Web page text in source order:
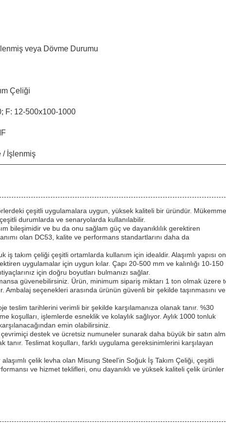
veya Dövme Durumu
Çeliği
F: 12-500x100-1000
/ İşlenmiş
çeşitli uygulamalara uygun, yüksek kaliteli bir üründür.
durumlarda ve senaryolarda kullanılabilir.
bileşimidir ve bu da onu sağlam güç ve dayanıklılık gerektiren
olan DC53, kalite ve performans standartlarını daha da
takım çeliği çeşitli ortamlarda kullanım için idealdir. Alaşımlı yapısı
uygulamalar için uygun kılar. Çapı 20-500 mm ve kalınlığı 10-150
için doğru boyutları bulmanızı sağlar.
güvenebilirsiniz. Ürün, minimum sipariş miktarı 1 ton olmak üzere
Ambalaj seçenekleri arasında ürünün güvenli bir şekilde taşınmasını ve
teslim tarihlerini verimli bir şekilde karşılamanıza olanak tanır. %30
koşulları, işlemlerde esneklik ve kolaylık sağlıyor. Aylık 1000 tonluk
emin olabilirsiniz.
destek ve ücretsiz numuneler sunarak daha büyük bir satın
Teslimat koşulları, farklı uygulama gereksinimlerini karşılayan
çelik levha olan Misung Steel'in Soğuk İş Takım Çeliği, çeşitli
ve hizmet teklifleri, onu dayanıklı ve yüksek kaliteli çelik ürünler